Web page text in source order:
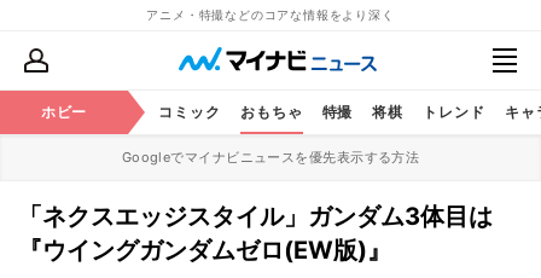
アニメ・特撮などのコアな情報をより深く
ホビー
アニメ コミック おもちゃ 特撮 将棋 トレンド キャ
Googleでマイナビニュースを優先表示する方法
「ネクスエッジスタイル」ガンダム3体目は
『ウイングガンダムゼロ(EW版)』